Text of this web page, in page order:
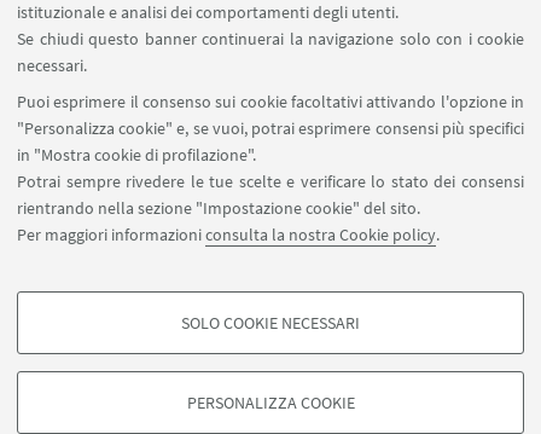
istituzionale e analisi dei comportamenti degli utenti.
Se chiudi questo banner continuerai la navigazione solo con i cookie
necessari.
Puoi esprimere il consenso sui cookie facoltativi attivando l'opzione in
"Personalizza cookie" e, se vuoi, potrai esprimere consensi più specifici
in "Mostra cookie di profilazione".
Potrai sempre rivedere le tue scelte e verificare lo stato dei consensi
rientrando nella sezione "Impostazione cookie" del sito.
Per maggiori informazioniconsulta la nostra Cookie policy.
COOKIE DI PROFILAZIONE - FACOLTATIVI
degli utenti, creare profili in base al loro comportamento sul sito, per analisi
SOLO COOKIE NECESSARI
PERSONALIZZA COOKIE
Claudia Cavicchi
e-mail:claudia.cavicchi@unibo.it
Via Massarenti 9, Bologna
051 2098541
SBA - Sistema Bibliotecario di Ateneo